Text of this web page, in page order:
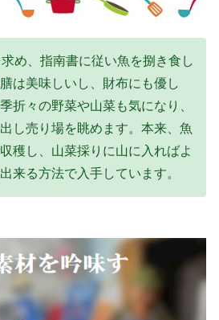
め、指南書に従い魚を捌き食し
は美味しいし、財布にも優し
折々の野菜や山菜も気になり、
し売り場を眺めます。本来、魚
穫し、山菜採りに山に入ればよ
来る方法で入手しています。